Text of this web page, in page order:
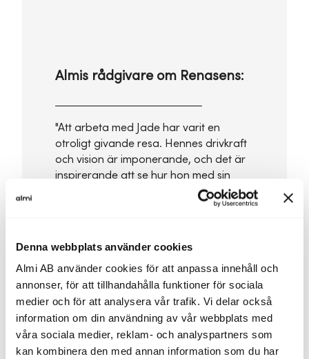
Denna webbplats använder cookies
Almi AB använder cookies för att anpassa innehåll och
annonser, för att tillhandahålla funktioner för sociala
medier och för att analysera vår trafik. Vi delar också
information om din användning av vår webbplats med
våra sociala medier, reklam- och analyspartners som
kan kombinera den med annan information som du har
Almis rådgivare om Renasens:
"Att arbeta med Jade har varit en
otroligt givande resa. Hennes drivkraft
och vision är imponerande, och det är
inspirerande att se hur hon med sin
starka personlighet leder Renasens mot
framgång. Vi på Almi är stolta över att
Jenny Gustafsson och Henrik
Thörnblad, rådgivare hos Almi